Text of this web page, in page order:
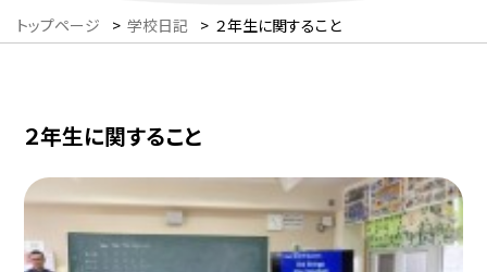
トップページ > 学校日記 > ２年生に関すること
２年生に関すること